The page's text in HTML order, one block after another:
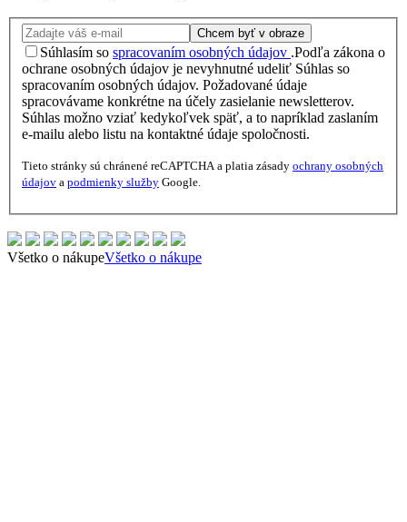
Chcem byť v obraze
Súhlasím so spracovaním osobných údajov .Podľa zákona o
ochrane osobných údajov je nevyhnutné udeliť Súhlas so
spracovaním osobných údajov. Požadované údaje
spracovávame konkrétne na účely zasielanie newsletterov.
Súhlas možno vziať kedykoľvek späť, a to napríklad zaslaním
e-mailu alebo listu na kontaktné údaje spoločnosti.
Tieto stránky sú chránené reCAPTCHA a platia zásady ochrany osobných
údajov a podmienky služby Google.
Všetko o nákupeVšetko o nákupe